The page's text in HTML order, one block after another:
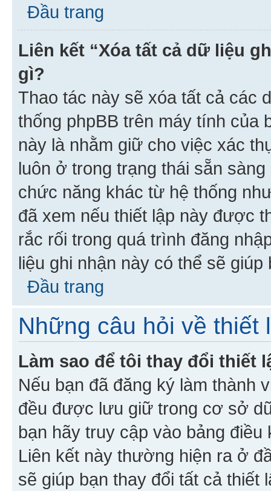
Đầu trang
Liên kết “Xóa tất cả dữ liệu
gì?
Thao tác này sẽ xóa tất cả các
thống phpBB trên máy tính của
này là nhằm giữ cho việc xác
luôn ở trong trạng thái sẵn
chức năng khác từ hệ thống
đã xem nếu thiết lập này được
rắc rối trong quá trình đăng
liệu ghi nhận này có thể sẽ
Đầu trang
Những câu hỏi về thiết
Làm sao để tôi thay đổi thiết
Nếu bạn đã đăng ký làm thành
đều được lưu giữ trong cơ sở
bạn hãy truy cập vào bảng
Liên kết này thường hiện ra ở
sẽ giúp bạn thay đổi tất cả thiết